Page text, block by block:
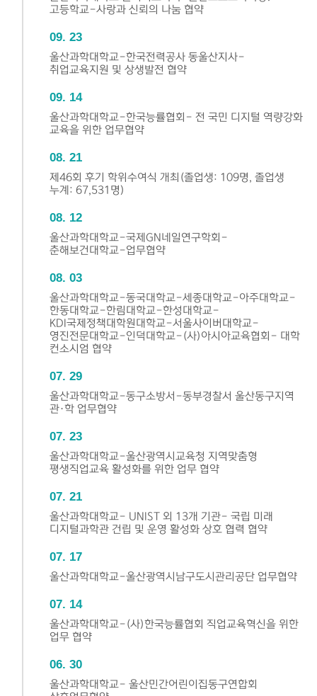
고등학교-사랑과 신뢰의 나눔 협약
09 23
울산과학대학교-한국전력공사 동울산지사-
취업교육지원 및 상생발전 협약
09 14
울산과학대학교-한국능률협회- 전 국민 디지털 역량강화
교육을 위한 업무협약
08 21
제46회 후기 학위수여식 개최(졸업생: 109명, 졸업생
누계: 67,531명)
08 12
울산과학대학교-국제GN네일연구학회-
춘해보건대학교-업무협약
08 03
울산과학대학교-동국대학교-세종대학교-아주대학교-
한동대학교-한림대학교-한성대학교-
KDI국제정책대학원대학교-서울사이버대학교-
영진전문대학교-인덕대학교-(사)아시아교육협회- 대학
컨소시엄 협약
07 29
울산과학대학교-동구소방서-동부경찰서 울산동구지역
관·학 업무협약
07 23
울산과학대학교-울산광역시교육청 지역맞춤형
평생직업교육 활성화를 위한 업무 협약
07 21
울산과학대학교- UNIST 외 13개 기관- 국립 미래
디지털과학관 건립 및 운영 활성화 상호 협력 협약
07 17
울산과학대학교-울산광역시남구도시관리공단 업무협약
07 14
울산과학대학교-(사)한국능률협회 직업교육혁신을 위한
업무 협약
06 30
울산과학대학교- 울산민간어린이집동구연합회